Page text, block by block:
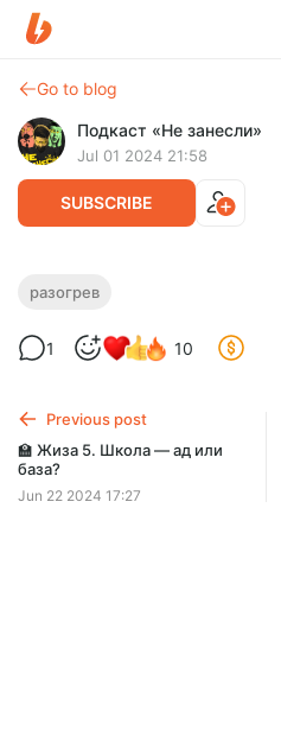
Go to blog
Подкаст «Не занесли»
Jul 01 2024 21:58
SUBSCRIBE
🔥 Разогрев 218. Мы
Артемий и Паша признаются в
оттуда. Да, дурацкие,
Подкасты «Жиза»,
разогрев
1 10
Previous post
🏫 Жиза 5. Школа — ад или
база?
Jun 22 2024 17:27